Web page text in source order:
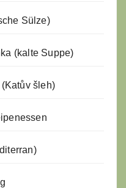
Sülze)
(kalte Suppe)
šleh)